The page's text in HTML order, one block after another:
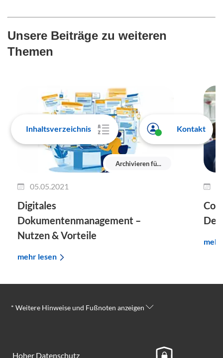
Inhaltsverzeichnis
Unsere Beiträge zu weiteren
Themen
Archivieren fü...
05.05.2021
Digitales
Dokumentenmanagement –
Nutzen & Vorteile
mehr lesen
* Weitere Hinweise und Fußnoten anzeigen
Hoher Datenschutz
Kontakt